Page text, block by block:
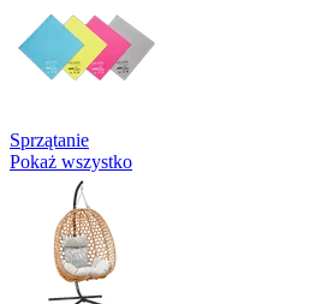
Sprzątanie
Pokaż wszystko